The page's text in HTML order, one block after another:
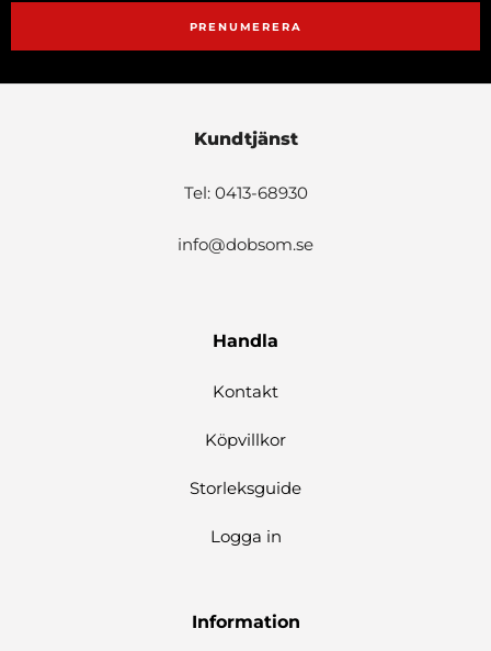
PRENUMERERA
Kundtjänst
Tel: 0413-68930
info@dobsom.se
Handla
Kontakt
Köpvillkor
Storleksguide
Logga in
Information